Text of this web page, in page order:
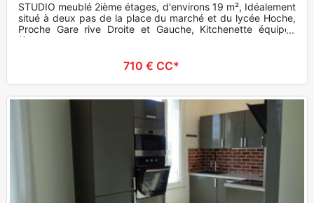
STUDIO meublé 2ième étages, d'environs 19 m², Idéalement
situé à deux pas de la place du marché et du lycée Hoche,
Proche Gare rive Droite et Gauche, Kitchenette équipée
(frigo, p
710 € CC*